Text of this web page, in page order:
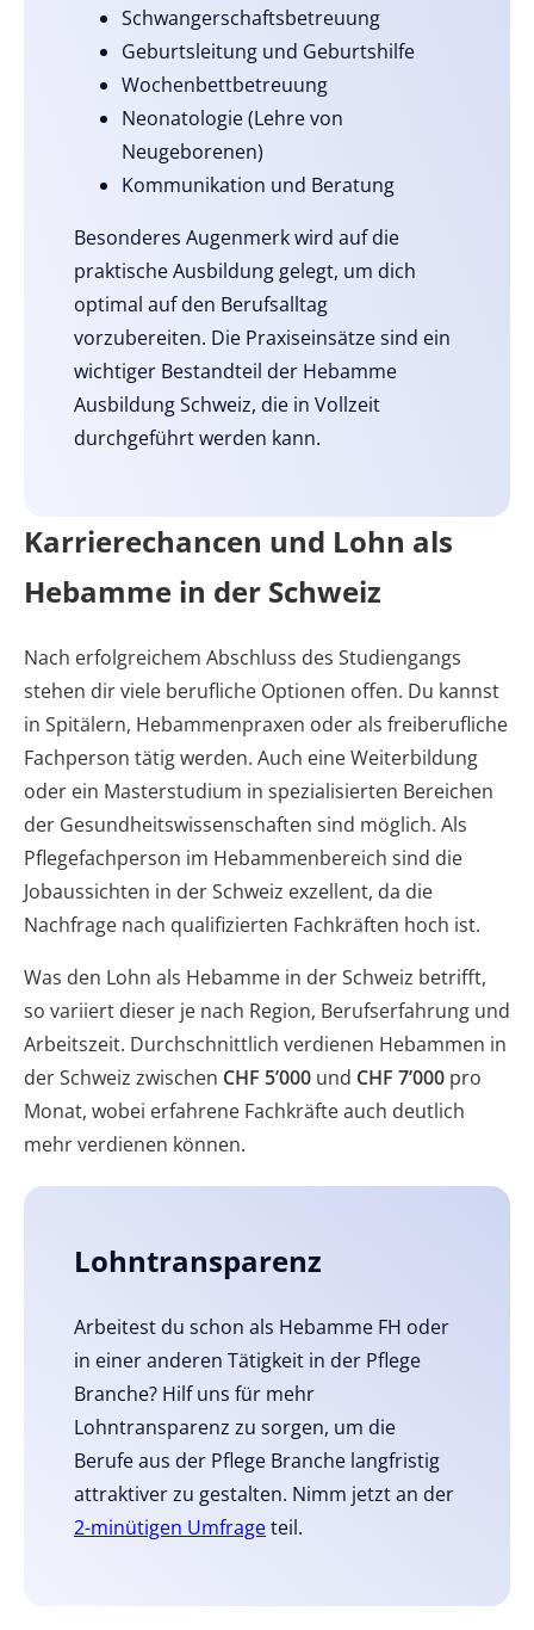
Schwangerschaftsbetreuung
Geburtsleitung und Geburtshilfe
Wochenbettbetreuung
Neonatologie (Lehre von
Neugeborenen)
Kommunikation und Beratung
Besonderes Augenmerk wird auf die
praktische Ausbildung gelegt, um dich
optimal auf den Berufsalltag
vorzubereiten. Die Praxiseinsätze sind ein
wichtiger Bestandteil der Hebamme
Ausbildung Schweiz, die in Vollzeit
durchgeführt werden kann.
Karrierechancen und Lohn als
Hebamme in der Schweiz
Nach erfolgreichem Abschluss des Studiengangs
stehen dir viele berufliche Optionen offen. Du kannst
in Spitälern, Hebammenpraxen oder als freiberufliche
Fachperson tätig werden. Auch eine Weiterbildung
oder ein Masterstudium in spezialisierten Bereichen
der Gesundheitswissenschaften sind möglich. Als
Pflegefachperson im Hebammenbereich sind die
Jobaussichten in der Schweiz exzellent, da die
Nachfrage nach qualifizierten Fachkräften hoch ist.
Was den Lohn als Hebamme in der Schweiz betrifft,
so variiert dieser je nach Region, Berufserfahrung und
Arbeitszeit. Durchschnittlich verdienen Hebammen in
der Schweiz zwischen CHF 5’000 und CHF 7’000 pro
Monat, wobei erfahrene Fachkräfte auch deutlich
mehr verdienen können.
Lohntransparenz
Arbeitest du schon als Hebamme FH oder
in einer anderen Tätigkeit in der Pflege
Branche? Hilf uns für mehr
Lohntransparenz zu sorgen, um die
Berufe aus der Pflege Branche langfristig
attraktiver zu gestalten. Nimm jetzt an der
2-minütigen Umfrageteil.